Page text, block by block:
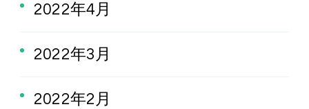
2022年4月
2022年3月
2022年2月